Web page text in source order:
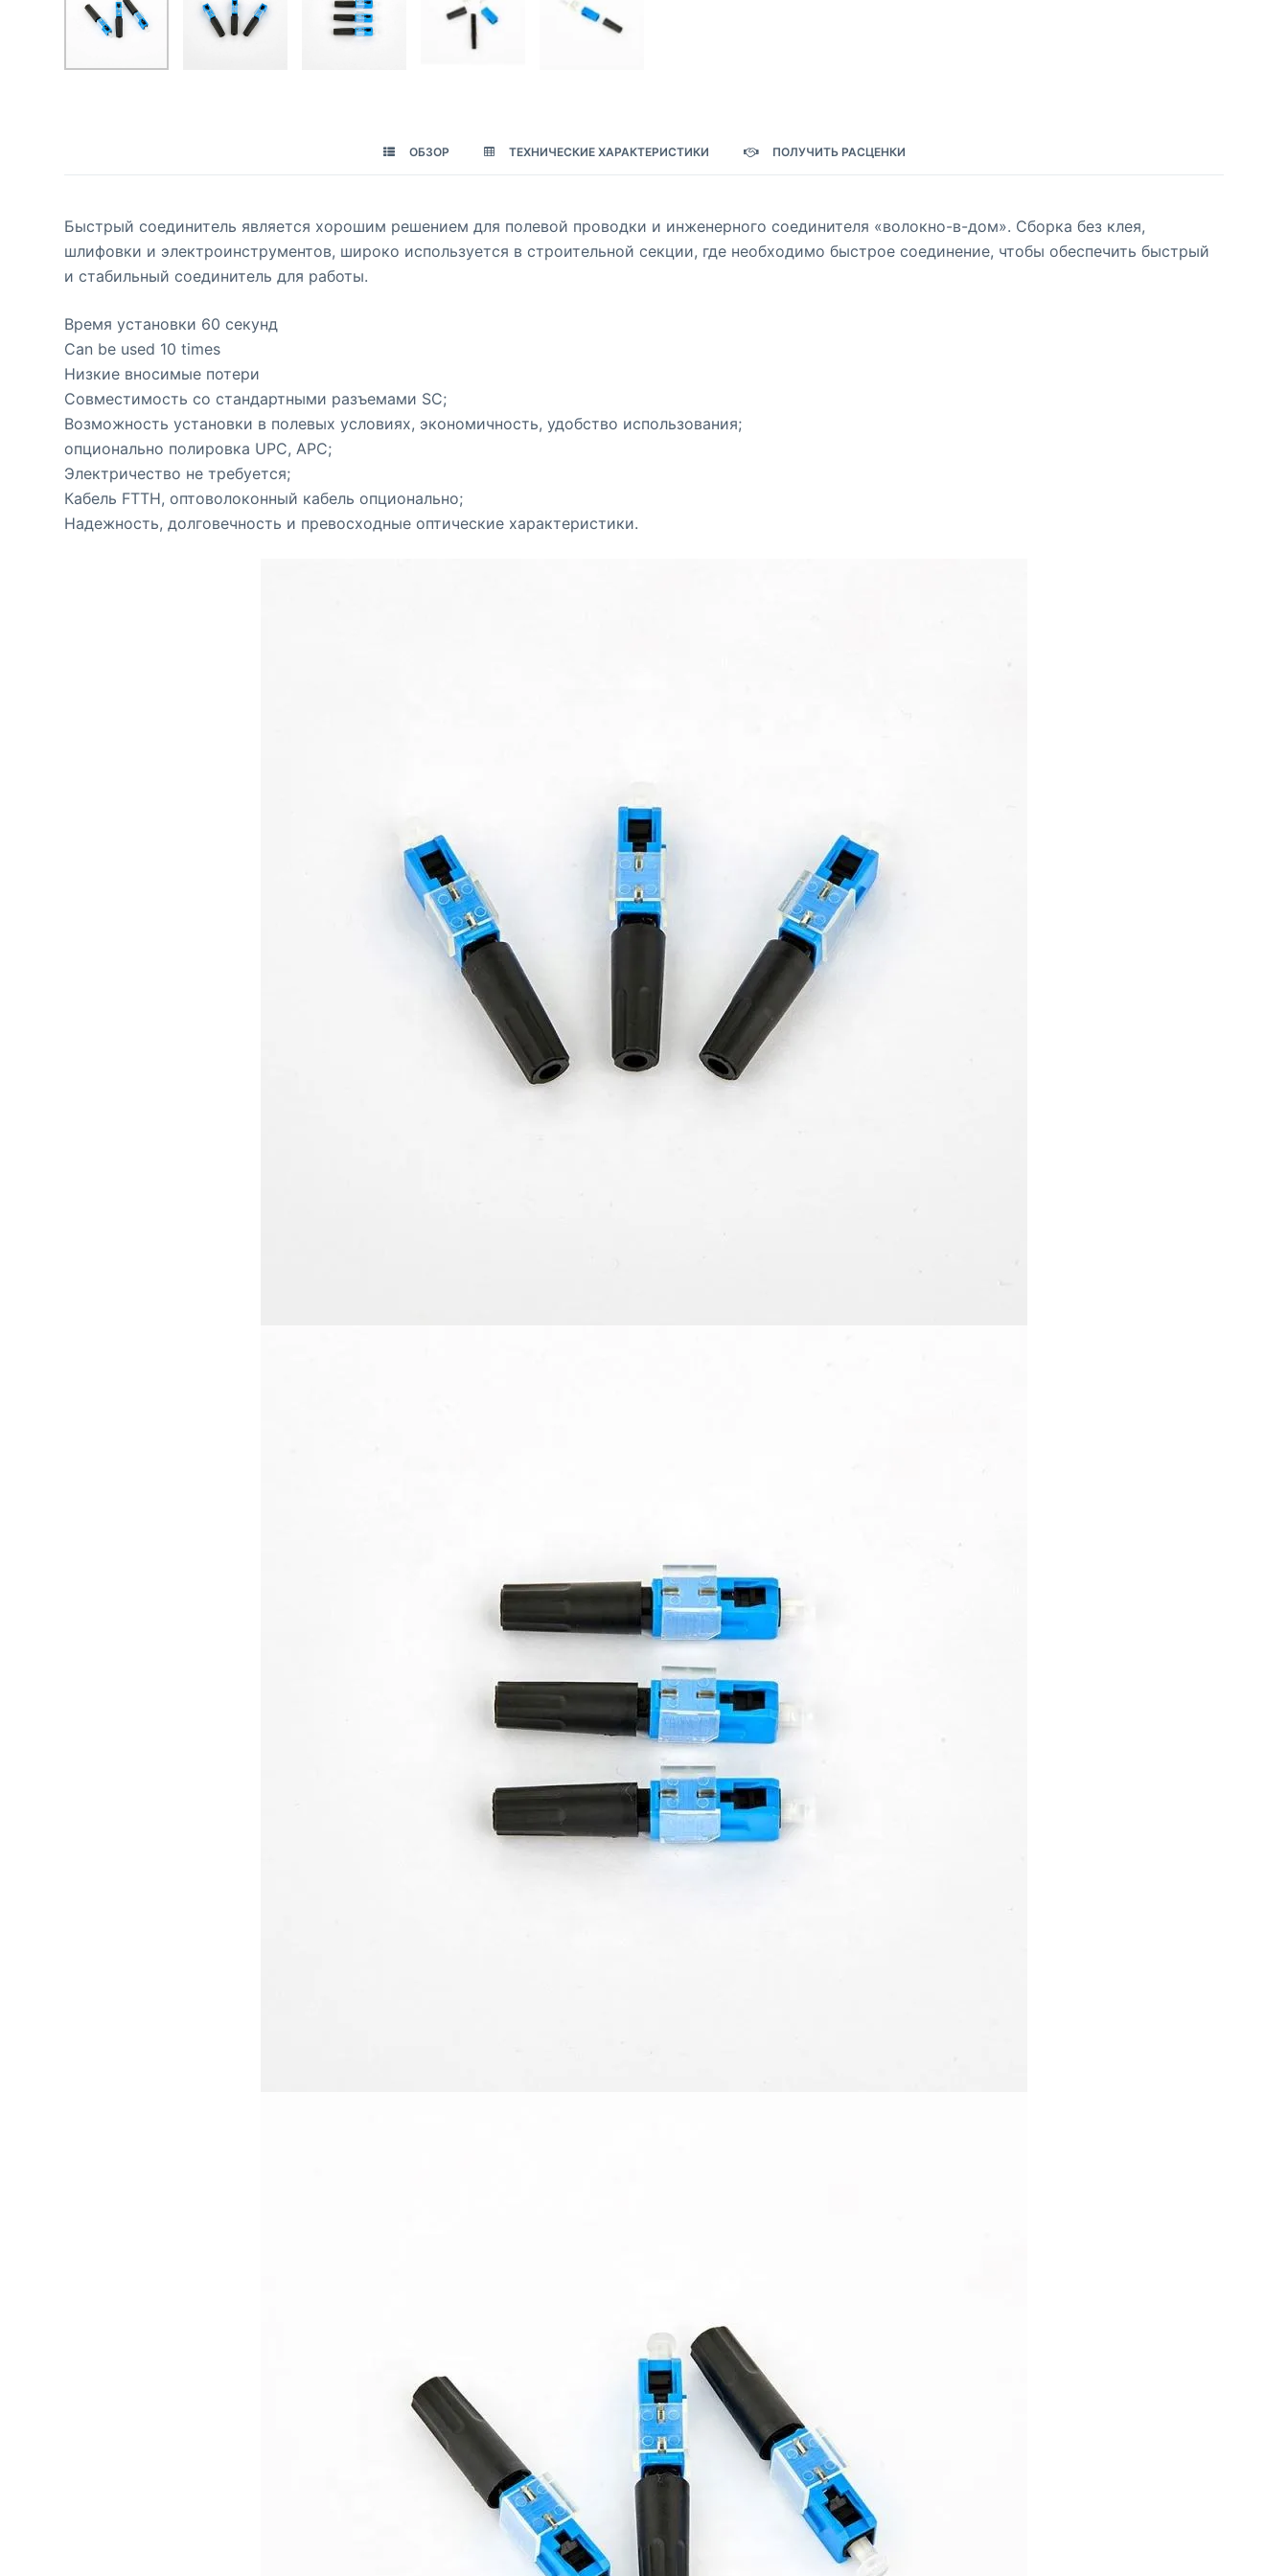
ОБЗОР ТЕХНИЧЕСКИЕ ХАРАКТЕРИСТИКИ ПОЛУЧИТЬ РАСЦЕНКИ
Быстрый соединитель является хорошим решением для полевой проводки и инженерного соединителя «волокно-в-дом». Сборка без клея,
шлифовки и электроинструментов, широко используется в строительной секции, где необходимо быстрое соединение, чтобы обеспечить быстрый
и стабильный соединитель для работы.
Время установки 60 секунд
Can be used 10 times
Низкие вносимые потери
Совместимость со стандартными разъемами SC;
Возможность установки в полевых условиях, экономичность, удобство использования;
опционально полировка UPC, APC;
Электричество не требуется;
Кабель FTTH, оптоволоконный кабель опционально;
Надежность, долговечность и превосходные оптические характеристики.